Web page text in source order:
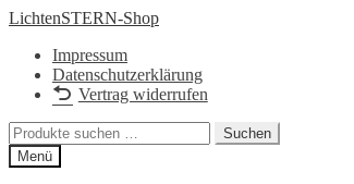
Zur
springen
Zum
springen
LichtenSTERN-Shop
Impressum
Datenschutzerklärung
Vertrag widerrufen
Suchen
nach:
Suchen
Menü